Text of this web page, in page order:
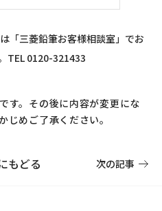
「三菱鉛筆お客様相談室」でお
TEL 0120-321433
す。その後に内容が変更にな
じめご了承ください。
もどる 次の記事